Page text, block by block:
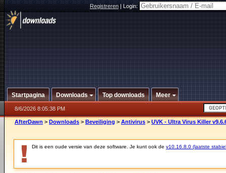
Registreren|Login:
Startpagina Downloads Top downloads Meer
8/6/2026 8:05:38 PM
AfterDawn > Downloads > Beveiliging > Antivirus > UVK - Ultra Virus Killer
Dit is een oude versie van deze software. Je kunt ook de v10.16.8.0 (laatste